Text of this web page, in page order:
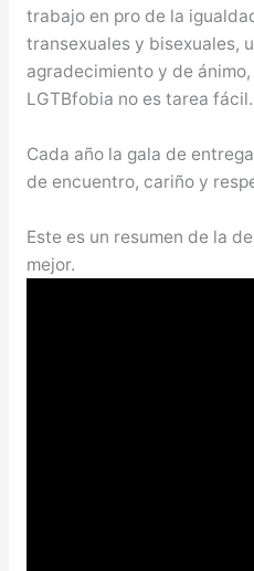
trabajo en pro de la
transexuales y bisexuales,
agradecimiento y de
LGTBfobia no es tarea fácil.
Cada año la gala de
de encuentro, cariño y
Este es un resumen de la
mejor.